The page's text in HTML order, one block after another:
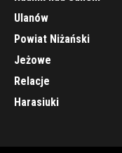
Ulanów
Powiat Niżański
Jeżowe
Relacje
Harasiuki